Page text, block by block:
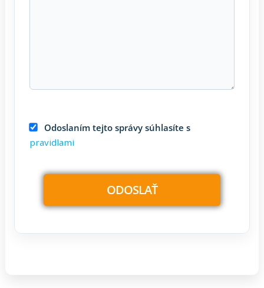
Odoslaním tejto správy súhlasíte s
pravidlami